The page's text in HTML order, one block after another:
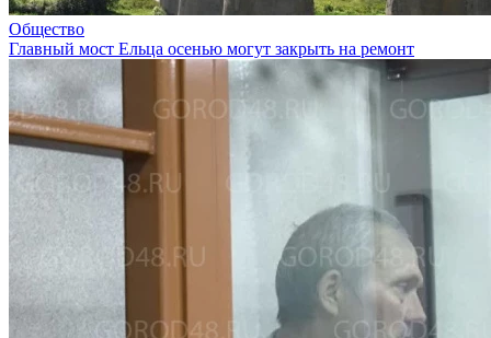
Общество
Главный мост Ельца осенью могут закрыть на ремонт